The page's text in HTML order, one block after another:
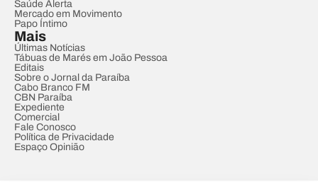
Saúde Alerta
Mercado em Movimento
Papo Íntimo
Mais
Últimas Notícias
Tábuas de Marés em João Pessoa
Editais
Sobre o Jornal da Paraíba
Cabo Branco FM
CBN Paraíba
Expediente
Comercial
Fale Conosco
Política de Privacidade
Espaço Opinião